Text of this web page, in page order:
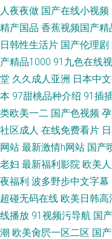
人夜夜做 国产在线小视频
精产国品 香蕉视频国产精
日韩性生活片 国产伦理剧
产精品1000 91九色在线
堂 久久成人亚洲 日本中
本 97甜桃品种介绍 91插
类欧美一二 国产色视频
社区成人 在线免费看片
网站 最新激情h网站 国产
老妇 最新福利影院 欧美
夜福利 波多野步中文字幕
超碰无码在线 欧美日韩高
线播放 91视频污导航 国
潮 欧美肏屄一区二区 国